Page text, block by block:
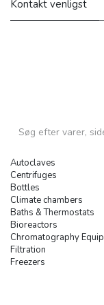
Kontakt venligst
Autoclaves
Centrifuges
Bottles
Climate chambers
Baths & Thermostats
Bioreactors
Chromatography
Filtration
Freezers